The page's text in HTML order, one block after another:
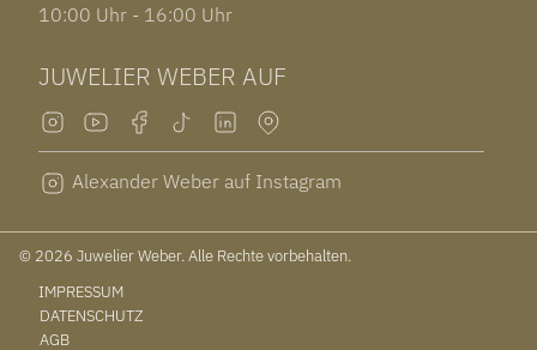
10:00 Uhr - 16:00 Uhr
JUWELIER WEBER AUF
Alexander Weber auf Instagram
© 2026 Juwelier Weber. Alle Rechte vorbehalten.
IMPRESSUM
DATENSCHUTZ
AGB